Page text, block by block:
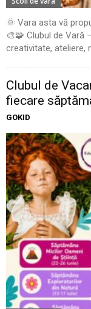
🌞 Vara asta vă
🎨🧩 Clubul de Vară
creativitate, ateliere,
Clubul de
fiecare
GOKID